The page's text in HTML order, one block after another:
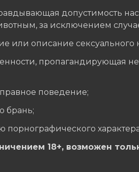
допустимость
за исключением
или описание сексуального
пропагандирующая
поведение;
брань;
18+, возможен